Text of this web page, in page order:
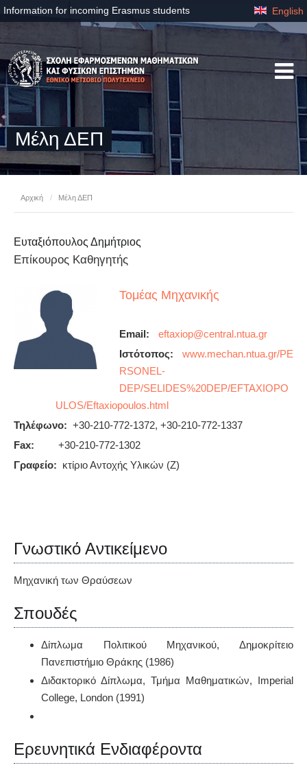
Information for incoming Erasmus students English
Μέλη ΔΕΠ
Αρχική / Μέλη ΔΕΠ
Ευταξιόπουλος Δημήτριος
Επίκουρος Καθηγητής
Τομέας Μηχανικής
Email:
Ιστότοπος:
www.mechan.ntua.gr/PE
RSONEL-
DEP/SELIDES%20DEP/EFTAXIOPO
ULOS/Eftaxiopoulos.html
Τηλέφωνο: +30-210-772-1372, +30-210-772-1337
Fax:
+30-210-772-1302
Γραφείο: κτίριο Αντοχής Υλικών (Ζ)
Γνωστικό Αντικείμενο
Μηχανική των Θραύσεων
Σπουδές
Δίπλωμα Πολιτικού Μηχανικού, Δημοκρίτειο
Πανεπιστήμιο Θράκης (1986)
Διδακτορικό Δίπλωμα, Τμήμα Μαθηματικών, Imperial
College, London (1991)
Ερευνητικά Ενδιαφέροντα